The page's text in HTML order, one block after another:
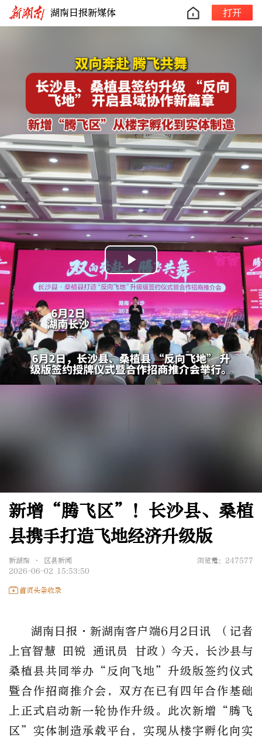
湖南日报新媒体 打开
Play
Video
新增“腾飞区”！长沙县、桑植
县携手打造飞地经济升级版
新湖南 • 区县新闻
浏览量：247577
2026-06-02 15:53:50
首页头条收录
湖南日报·新湖南客户端6月2日讯 （记者
上官智慧 田锐 通讯员 甘政）今天，长沙县与
桑植县共同举办“反向飞地”升级版签约仪式
暨合作招商推介会，双方在已有四年合作基础
上正式启动新一轮协作升级。此次新增“腾飞
区”实体制造承载平台，实现从楼宇孵化向实